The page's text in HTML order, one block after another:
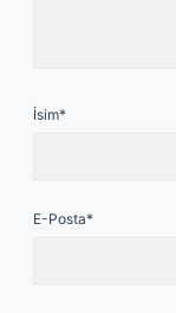
İsim*
E-Posta*